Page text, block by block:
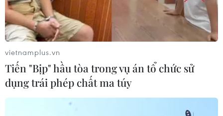
(Vietnam+)
vietnamplus.vn
Tiến "Bịp" hầu tòa trong vụ án tổ chức sử
dụng trái phép chất ma túy